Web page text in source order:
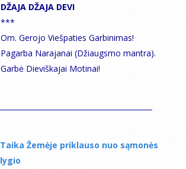
DŽAJA DŽAJA DEVI
***
Оm. Gerojo Viešpaties Garbinimas!
Pagarba Narajanai (Džiaugsmo mantra).
Garbė Dieviškajai Motinai!
Taika Žemėje priklauso nuo sąmonės
lygio